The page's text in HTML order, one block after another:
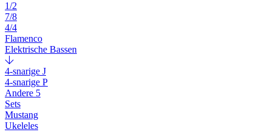
1/2
7/8
4/4
Flamenco
Elektrische Bassen
4-snarige J
4-snarige P
Andere 5
Sets
Mustang
Ukeleles